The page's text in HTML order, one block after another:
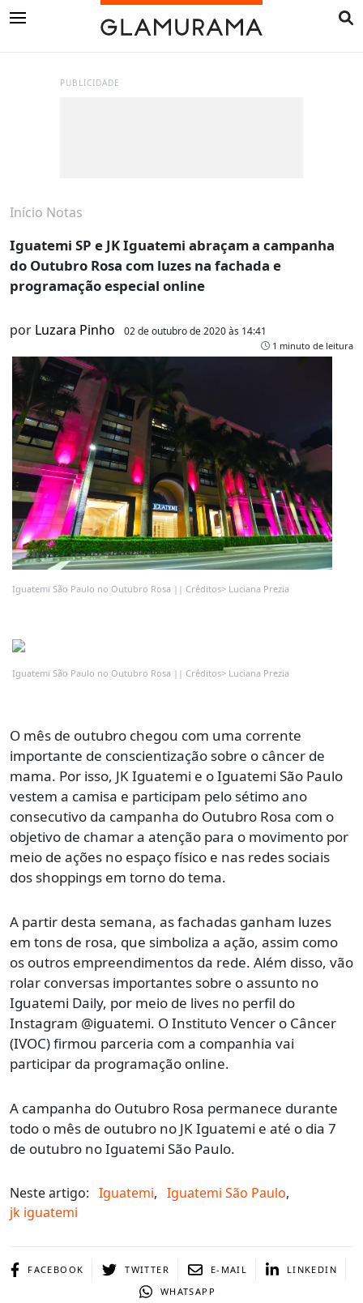
PUBLICIDADE
Início Notas
Iguatemi SP e JK Iguatemi abraçam a campanha
do Outubro Rosa com luzes na fachada e
programação especial online
por Luzara Pinho 02 de outubro de 2020 às 14:41
1 minuto de leitura
Iguatemi São Paulo no Outubro Rosa || Créditos> Luciana Prezia
Iguatemi São Paulo no Outubro Rosa || Créditos> Luciana Prezia
O mês de outubro chegou com uma corrente
importante de conscientização sobre o câncer de
mama. Por isso, JK Iguatemi e o Iguatemi São Paulo
vestem a camisa e participam pelo sétimo ano
consecutivo da campanha do Outubro Rosa com o
objetivo de chamar a atenção para o movimento por
meio de ações no espaço físico e nas redes sociais
dos shoppings em torno do tema.
A partir desta semana, as fachadas ganham luzes
em tons de rosa, que simboliza a ação, assim como
os outros empreendimentos da rede. Além disso, vão
rolar conversas importantes sobre o assunto no
Iguatemi Daily, por meio de lives no perfil do
Instagram @iguatemi. O Instituto Vencer o Câncer
(IVOC) firmou parceria com a companhia vai
participar da programação online.
A campanha do Outubro Rosa permanece durante
todo o mês de outubro no JK Iguatemi e até o dia 7
de outubro no Iguatemi São Paulo.
Neste artigo: Iguatemi, Iguatemi São Paulo,
jk iguatemi
FACEBOOK TWITTER E-MAIL
LINKEDIN
WHATSAPP